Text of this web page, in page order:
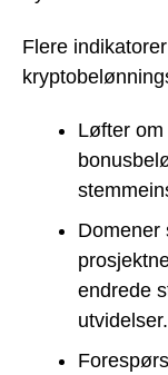
Flere
Løfter
Domener
endrede
utvidelser.